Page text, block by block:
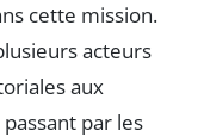
cette mission.
acteurs
aux
par les